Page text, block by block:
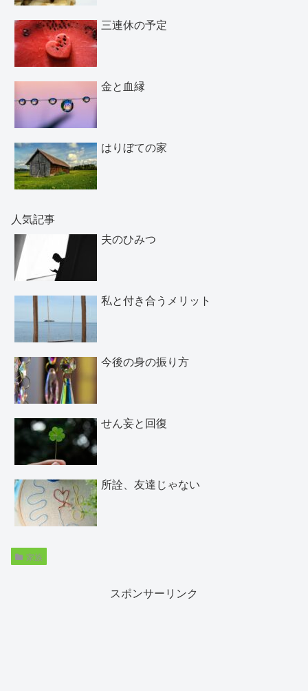
三連休の予定
金と血縁
はりぼての家
人気記事
夫のひみつ
私と付き合うメリット
今後の身の振り方
せん妄と回復
所詮、友達じゃない
家族
スポンサーリンク